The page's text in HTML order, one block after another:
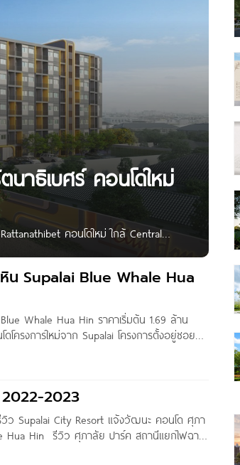
าธิเบศร์ คอนโดใหม่
คอนโดใหม่ ใกล้ Central
พร้อมเข้าอยู่แล้วจร้า
by : Pure Thitapa Photo by
น Supalai Blue Whale Hua
Whale Hua Hin ราคาเริ่มต้น 1.69 ล้าน
โครงการใหม่จาก Supalai โครงการตั้งอยู่ซอย
ะจวบคีรีขันธ์ เดินทางสะดวกไร้ปัญหารถติดเข้า
ายล้อมไปด้วยสิ่งอำนวยความสะดวกรอบ
2023
วิว Supalai City Resort แจ้งวัฒนะ คอนโด ศุภา
Hua Hin รีวิว ศุภาลัย ปาร์ค สถานีแยกไฟฉาย
Supalai Veranda